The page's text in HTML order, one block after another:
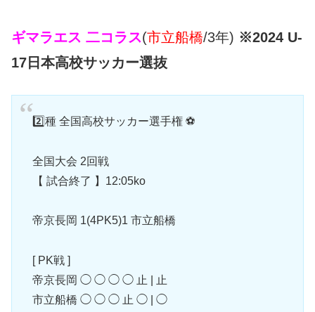
ギマラエス 二コラス(市立船橋/3年) ※2024 U-
17日本高校サッカー選抜
2️⃣種 全国高校サッカー選手権 ⚽️
全国大会 2回戦
【 試合終了 】12:05ko
帝京長岡 1(4PK5)1 市立船橋
[ PK戦 ]
帝京長岡 ◯ ◯ ◯ ◯ 止 | 止
市立船橋 ◯ ◯ ◯ 止 ◯ | ◯